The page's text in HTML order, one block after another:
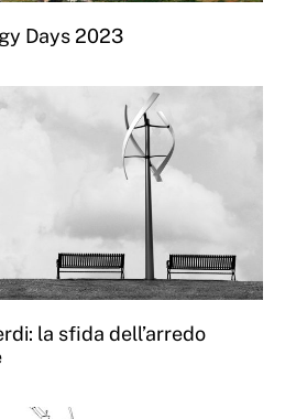
Days 2023
la sfida dell’arredo